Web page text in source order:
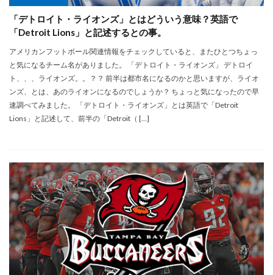
「デトロイト・ライオンズ」とはどういう意味？英語で
「Detroit Lions」と記述するとの事。
アメリカンフットボール関連情報をチェックしていると、またひとつちょっ
と気になるチーム名がありました。 「デトロイト・ライオンズ」 デトロイ
ト、、、ライオンズ。。？？ 前半は都市名になるのかと思いますが、ライオ
ンズ、とは、あのライオンになるのでしょうか？ ちょっと気になったので早
速調べてみました。 「デトロイト・ライオンズ」とは英語で「Detroit
Lions」と記述して、前半の「Detroit（ […]